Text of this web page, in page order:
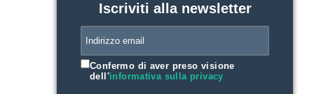
Iscriviti alla newsletter
Confermo di aver preso visione
dell'informativa sulla privacy